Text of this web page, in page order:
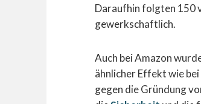
Daraufhin folgten 150
gewerkschaftlich.
Auch beiAmazon
ähnlicher Effekt wie
gegen die Gründung